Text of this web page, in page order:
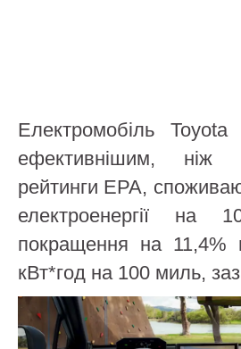
Електромобіль
ефективнішим, ніж
рейтинги EPA,
електроенергії
покращення на 11,4%
кВт*год на 100 миль,